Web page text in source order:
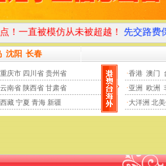
未被超越！先交路费保证金然后才上
沈阳 长春
重庆市 四川省 贵州省
云南省 陕西省 甘肃省
西藏 宁夏 青海 新疆
·香港 澳门
·亚洲 欧洲
·大洋洲 北美